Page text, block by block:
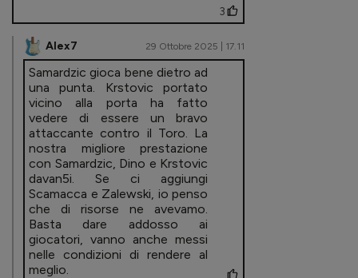
3
Alex7 29 Ottobre 2025 | 17.11
Samardzic gioca bene dietro ad
una punta. Krstovic portato
vicino alla porta ha fatto
vedere di essere un bravo
attaccante contro il Toro. La
nostra migliore prestazione
con Samardzic, Dino e Krstovic
davan5i. Se ci aggiungi
Scamacca e Zalewski, io penso
che di risorse ne avevamo.
Basta dare addosso ai
giocatori, vanno anche messi
nelle condizioni di rendere al
meglio.